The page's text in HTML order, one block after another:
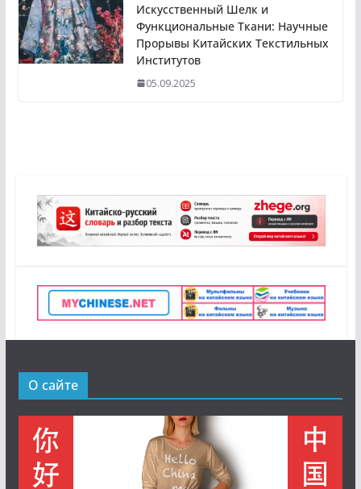
Искусственный Шелк и
Функциональные Ткани: Научные
Прорывы Китайских Текстильных
Институтов
05.09.2025
О сайте